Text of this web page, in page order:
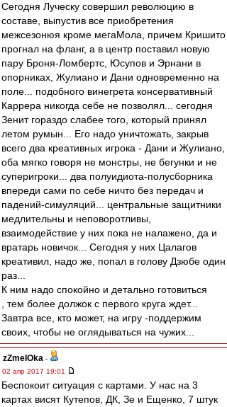
Сегодня Луческу совершил революцию в
составе, выпустив все приобретения
межсезонюя кроме мегаМола, причем Кришито
прогнал на фланг, а в центр поставил новую
пару Броня-Ломбертс, Юсупов и Эрнани в
опорниках, Жулиано и Дани одновременно на
поле... подобного винегрета консервативный
Каррера никогда себе не позволял... сегодня
Зенит гораздо слабее того, который принял
летом румын... Его надо уничтожать, закрыв
всего два креативных игрока - Дани и Жулиано,
оба мягко говоря не монстры, не бегунки и не
суперигроки... два полуидиота-полусборника
впереди сами по себе ничто без передач и
падений-симуляций... центральные защитники
медлительны и неповоротливы,
взаимодействие у них пока не налажено, да и
вратарь новичок... Сегодня у них Цалагов
креативил, надо же, попал в голову Дзюбе один
раз...
К ним надо спокойно и детально готовиться
, тем более должок с первого круга ждет...
Завтра все, кто может, на игру -поддержим
своих, чтобы не оглядываться на чужих...
zZmeIOka -
02 апр 2017 19:01
Беспокоит ситуация с картами. У нас на 3
картах висят Кутепов, ДК, Зе и Ещенко, 7 штук